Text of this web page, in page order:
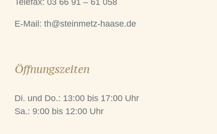
Telefax: 03 66 91 – 61 058
E-Mail: th@steinmetz-haase.de
Öffnungszeiten
Di. und Do.: 13:00 bis 17:00 Uhr
Sa.: 9:00 bis 12:00 Uhr